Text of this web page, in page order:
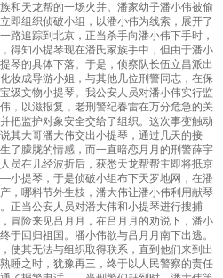
天龙帮的一场火并。潘家幼子潘小伟被偷
即组织侦破小组，以潘小伟为线索，展开了
路追踪到北京，正当杀手向潘小伟下手时，
得知小提琴现在潘氏家族手中，但由于潘小
琴的具体下落。于是，侦察队长伍立昌派出
妆成导游小姐，与其他几位刑警同志，在保
级文物小提琴。我公安人员对潘小伟实行监
，以滋报复，老刑警纪春雷在万分危急的关
把监护对象安全交给了组织。这次事变触动
其大哥潘大伟交出小提琴，通过几天的接
了朦胧的情感，而一直暗恋月月的刑警薛宇
员在几经波折后，获悉天龙帮帮主即将抵京
提琴，于是侦破小组布下天罗地网，在潘
，哪料节外生枝，潘大伟让潘小伟利用献琴
正当公安人员对潘大伟和小提琴进行搜捕
冒险来见吕月月，在吕月月的劝说下，潘小
于回归祖国。潘小伟欲与吕月月南下出逃。
使其无法与组织取得联系，直到他们来到出
睡之时，犹豫再三，终于以人民警察的责任